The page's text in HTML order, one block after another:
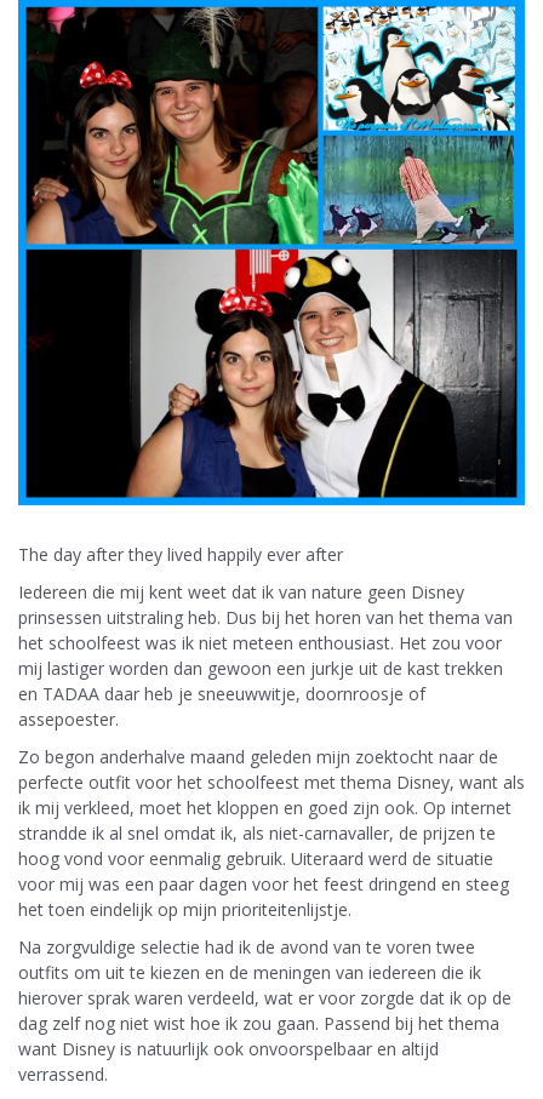
The day after they lived happily ever after
Iedereen die mij kent weet dat ik van nature geen Disney
prinsessen uitstraling heb. Dus bij het horen van het thema van
het schoolfeest was ik niet meteen enthousiast. Het zou voor
mij lastiger worden dan gewoon een jurkje uit de kast trekken
en TADAA daar heb je sneeuwwitje, doornroosje of
assepoester.
Zo begon anderhalve maand geleden mijn zoektocht naar de
perfecte outfit voor het schoolfeest met thema Disney, want als
ik mij verkleed, moet het kloppen en goed zijn ook. Op internet
strandde ik al snel omdat ik, als niet-carnavaller, de prijzen te
hoog vond voor eenmalig gebruik. Uiteraard werd de situatie
voor mij was een paar dagen voor het feest dringend en steeg
het toen eindelijk op mijn prioriteitenlijstje.
Na zorgvuldige selectie had ik de avond van te voren twee
outfits om uit te kiezen en de meningen van iedereen die ik
hierover sprak waren verdeeld, wat er voor zorgde dat ik op de
dag zelf nog niet wist hoe ik zou gaan. Passend bij het thema
want Disney is natuurlijk ook onvoorspelbaar en altijd
verrassend.